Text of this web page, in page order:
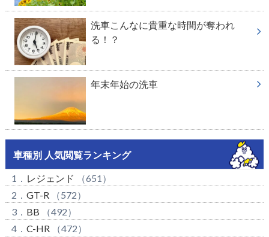
洗車こんなに貴重な時間が奪われ
る！？
年末年始の洗車
車種別 人気閲覧ランキング
1． レジェンド
（651）
2． GT-R（572）
3． BB （492）
4． C-HR（472）